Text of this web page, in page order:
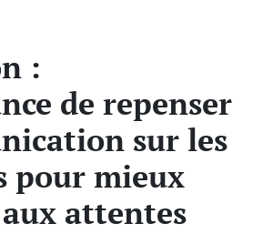
:
de repenser
sur les
pour mieux
attentes